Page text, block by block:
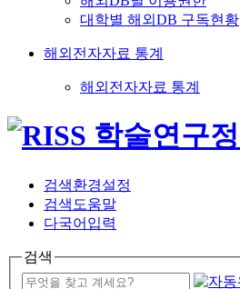
대학별 해외DB 구독현황
해외전자자료 통계
해외전자자료 통계
검색환경설정
검색도움말
다국어입력
검색